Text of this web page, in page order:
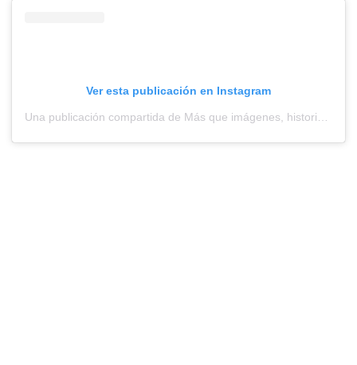
Ver esta publicación en Instagram